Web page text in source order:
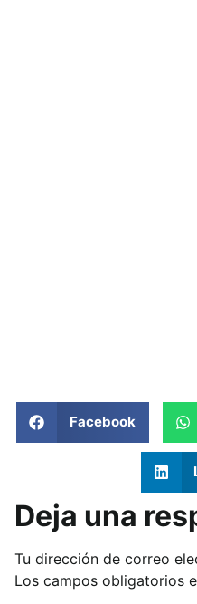
Facebook
Deja una
Tu dirección de correo
Los campos obligatorios